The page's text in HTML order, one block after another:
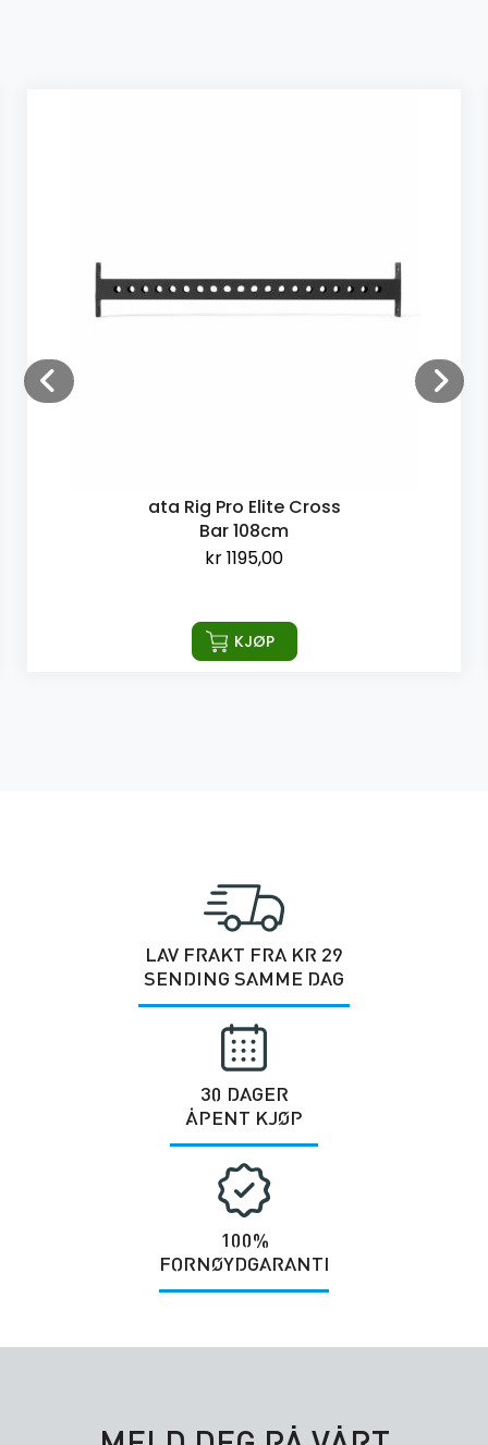
ata Rig Pro Elite Cross
Bar 108cm
kr1195,00
KJØP
LAV FRAKT FRA KR 29
SENDING SAMME DAG
30 DAGER
ÅPENT KJØP
100%
FORNØYDGARANTI